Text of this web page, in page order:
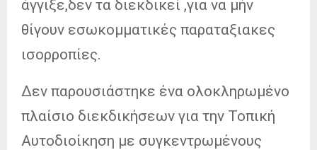
άγγιξε,δεν τα διεκδικεί ,για να μήν
θίγουν εσωκομματικές παραταξιακες
ισορροπίες.
Δεν παρουσιάστηκε ένα ολοκληρωμένο
πλαίσιο διεκδικήσεων για την Τοπική
Αυτοδιοίκηση με συγκεντρωμένους